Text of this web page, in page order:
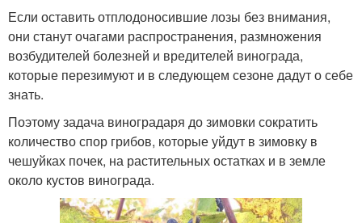
Если оставить отплодоносившие лозы без внимания,
они станут очагами распространения, размножения
возбудителей болезней и вредителей винограда,
которые перезимуют и в следующем сезоне дадут о себе
знать.
Поэтому задача виноградаря до зимовки сократить
количество спор грибов, которые уйдут в зимовку в
чешуйках почек, на растительных остатках и в земле
около кустов винограда.